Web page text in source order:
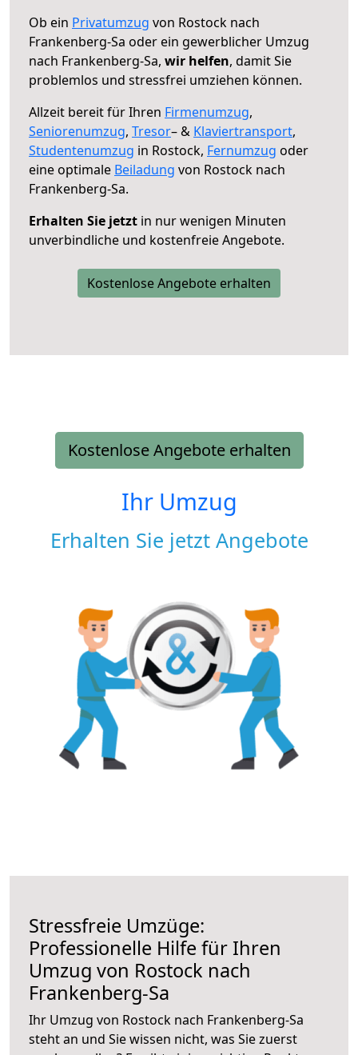
Ob ein Privatumzug von Rostock nach
Frankenberg-Sa oder ein gewerblicher Umzug
nach Frankenberg-Sa, wir helfen, damit Sie
problemlos und stressfrei umziehen können.
Allzeit bereit für Ihren Firmenumzug,
Seniorenumzug, Tresor– & Klaviertransport,
Studentenumzug in Rostock, Fernumzug oder
eine optimale Beiladung von Rostock nach
Frankenberg-Sa.
Erhalten Sie jetzt in nur wenigen Minuten
unverbindliche und kostenfreie Angebote.
Kostenlose Angebote erhalten
Kostenlose Angebote erhalten
Ihr Umzug
Erhalten Sie jetzt Angebote
Stressfreie Umzüge:
Professionelle Hilfe für Ihren
Umzug von Rostock nach
Frankenberg-Sa
Ihr Umzug von Rostock nach Frankenberg-Sa
steht an und Sie wissen nicht, was Sie zuerst